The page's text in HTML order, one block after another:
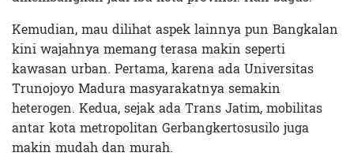
Kemudian, mau dilihat aspek lainnya pun Bangkalan
kini wajahnya memang terasa makin seperti
kawasan urban. Pertama, karena ada Universitas
Trunojoyo Madura masyarakatnya semakin
heterogen. Kedua, sejak ada Trans Jatim, mobilitas
antar kota metropolitan Gerbangkertosusilo juga
makin mudah dan murah.